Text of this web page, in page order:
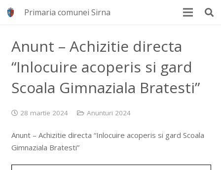
Primaria comunei Sirna
Anunt – Achizitie directa
“Inlocuire acoperis si gard
Scoala Gimnaziala Bratesti”
28 martie 2024 Anunturi 2024
Anunt – Achizitie directa “Inlocuire acoperis si gard Scoala
Gimnaziala Bratesti”